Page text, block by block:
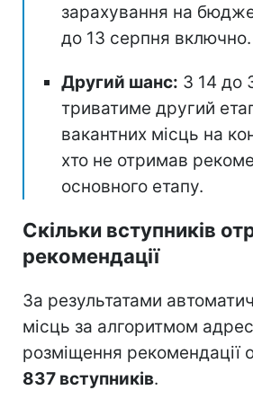
зарахування на
до 13 серпня включно.
Другий шанс: З 14 до
триватиме другий
вакантних місць на
хто не отримав
основного етапу.
Скільки вступників
рекомендації
За результатами
місць за алгоритмом
розміщення рекомендації
837 вступників.